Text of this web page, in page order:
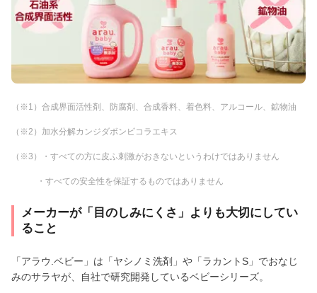
（※1）合成界面活性剤、防腐剤、合成香料、着色料、アルコール、鉱物油
（※2）加水分解カンジダボンビコラエキス
（※3）・すべての方に皮ふ刺激がおきないというわけではありません
・すべての安全性を保証するものではありません
メーカーが「目のしみにくさ」よりも大切にしてい
ること
「アラウ.ベビー」は「ヤシノミ洗剤」や「ラカントS」でおなじ
みのサラヤが、自社で研究開発しているベビーシリーズ。